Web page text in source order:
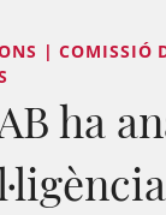
| COMISSIÓ
ha